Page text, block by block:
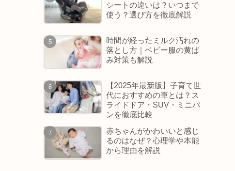
シートの違いは？いつまで
使う？選び方を徹底解説
時間が経ったミルク汚れの
落とし方｜ベビー服の黄ば
み対策も解説
【2025年最新版】子育て世
代におすすめの車とは？ス
ライドドア・SUV・ミニバ
ンを徹底比較
赤ちゃんがかわいいと感じ
るのはなぜ？心理学や本能
から理由を解説